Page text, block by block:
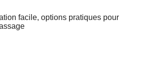
facile, options pratiques pour